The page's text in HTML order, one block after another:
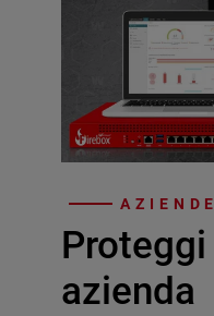
AZIENDE
azienda